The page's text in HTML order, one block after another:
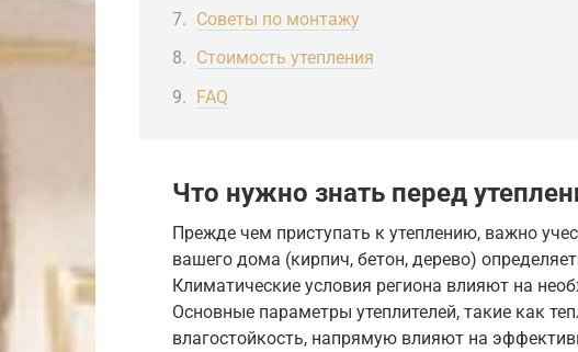
Советы по монтажу
Стоимость утепления
FAQ
Что нужно знать перед
Прежде чем приступать к утеплению, важно
вашего дома (кирпич, бетон, дерево)
Климатические условия региона влияют на
Основные параметры утеплителей, такие как
влагостойкость, напрямую влияют на